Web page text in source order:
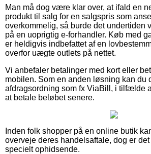
Man må dog være klar over, at ifald en
produkt til salg for en salgspris som
overkommelig, så burde det undertiden
på en uoprigtig e-forhandler. Køb med
er heldigvis indbefattet af en
overfor uægte outlets på nettet.
Vi anbefaler betalinger med kort eller
mobilen. Som en anden løsning kan du
afdragsordning som fx ViaBill, i tilfælde
at betale beløbet senere.
Inden folk shopper på en online butik
overveje deres handelsaftale, dog er
specielt ophidsende.